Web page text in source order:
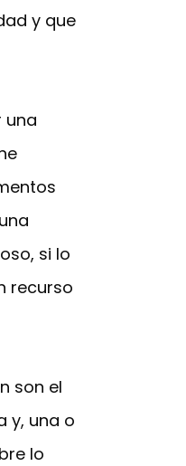
y que
una
si lo
recurso
son el
y, una o
lo